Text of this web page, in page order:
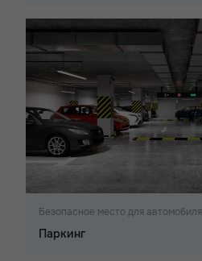
Безопасное место для автомобиля
Паркинг